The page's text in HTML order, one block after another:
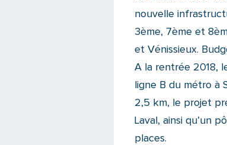
nouvelle
3ème, 7ème et
et Vénissieux.
A la rentrée 2018,
ligne B du métro à
2,5 km, le projet
Laval, ainsi qu’un
places.